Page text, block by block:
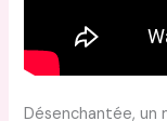
Désenchantée, un